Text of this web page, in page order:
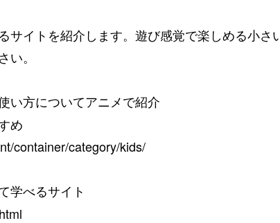
サイトを紹介します。遊び感覚で楽しめる小さ
。
い方についてアニメで紹介
め
container/category/kids/
学べるサイト